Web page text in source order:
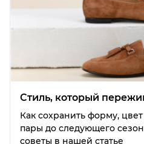
Стиль, который
Как сохранить форму,
пары до следующего
советы в нашей статье